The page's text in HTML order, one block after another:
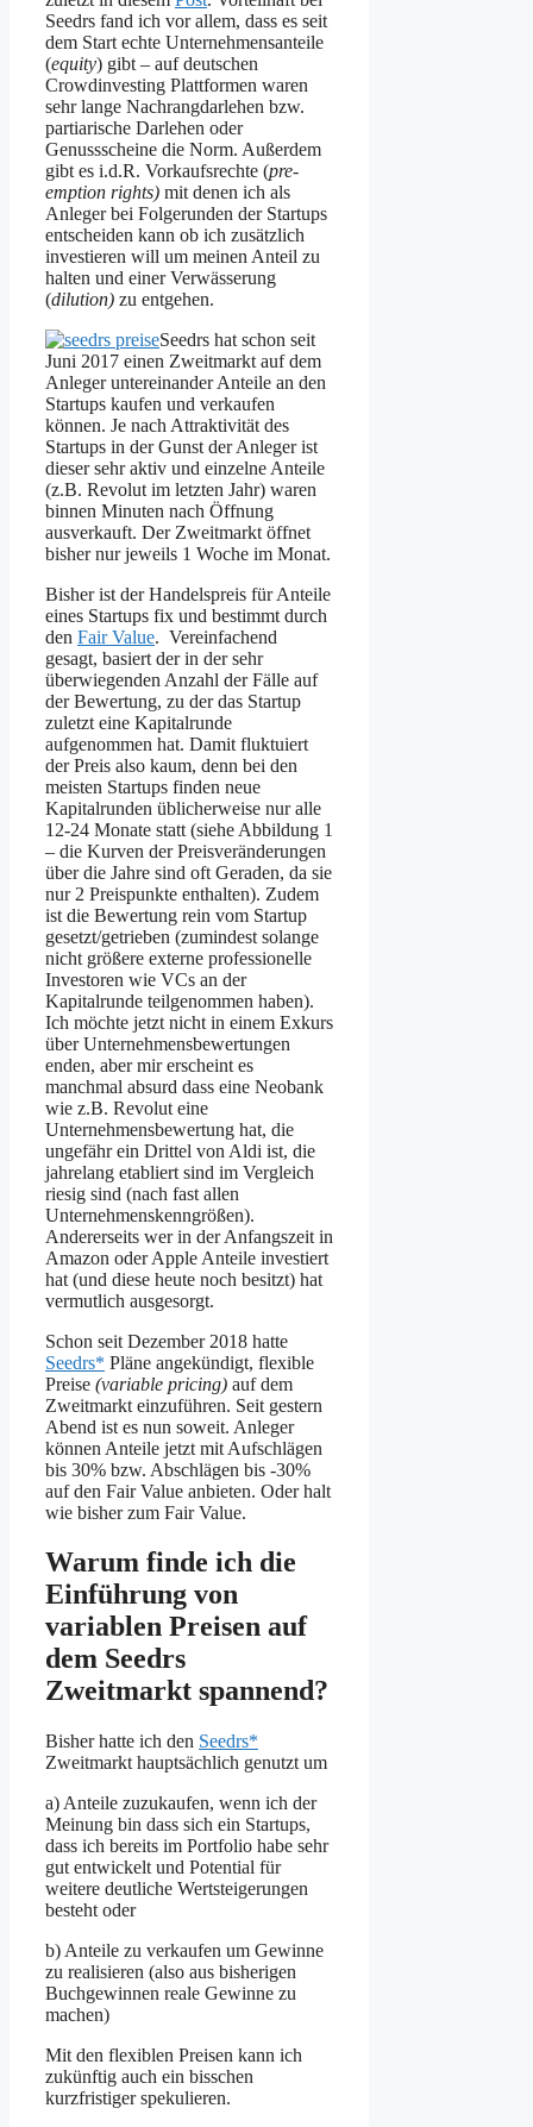
Seedrs fand ich vor allem, dass es seit
dem Start echte Unternehmensanteile
(equity) gibt – auf deutschen
Crowdinvesting Plattformen waren
sehr lange Nachrangdarlehen bzw.
partiarische Darlehen oder
Genussscheine die Norm. Außerdem
gibt es i.d.R. Vorkaufsrechte (pre-
emption rights) mit denen ich als
Anleger bei Folgerunden der Startups
entscheiden kann ob ich zusätzlich
investieren will um meinen Anteil zu
halten und einer Verwässerung
(dilution) zu entgehen.
Seedrs hat schon seit
Juni 2017 einen Zweitmarkt auf dem
Anleger untereinander Anteile an den
Startups kaufen und verkaufen
können. Je nach Attraktivität des
Startups in der Gunst der Anleger ist
dieser sehr aktiv und einzelne Anteile
(z.B. Revolut im letzten Jahr) waren
binnen Minuten nach Öffnung
ausverkauft. Der Zweitmarkt öffnet
bisher nur jeweils 1 Woche im Monat.
Bisher ist der Handelspreis für Anteile
eines Startups fix und bestimmt durch
den Fair Value. Vereinfachend
gesagt, basiert der in der sehr
überwiegenden Anzahl der Fälle auf
der Bewertung, zu der das Startup
zuletzt eine Kapitalrunde
aufgenommen hat. Damit fluktuiert
der Preis also kaum, denn bei den
meisten Startups finden neue
Kapitalrunden üblicherweise nur alle
12-24 Monate statt (siehe Abbildung 1
– die Kurven der Preisveränderungen
über die Jahre sind oft Geraden, da sie
nur 2 Preispunkte enthalten). Zudem
ist die Bewertung rein vom Startup
gesetzt/getrieben (zumindest solange
nicht größere externe professionelle
Investoren wie VCs an der
Kapitalrunde teilgenommen haben).
Ich möchte jetzt nicht in einem Exkurs
über Unternehmensbewertungen
enden, aber mir erscheint es
manchmal absurd dass eine Neobank
wie z.B. Revolut eine
Unternehmensbewertung hat, die
ungefähr ein Drittel von Aldi ist, die
jahrelang etabliert sind im Vergleich
riesig sind (nach fast allen
Unternehmenskenngrößen).
Andererseits wer in der Anfangszeit in
Amazon oder Apple Anteile investiert
hat (und diese heute noch besitzt) hat
vermutlich ausgesorgt.
Schon seit Dezember 2018 hatte
Seedrs* Pläne angekündigt, flexible
Preise (variable pricing) auf dem
Zweitmarkt einzuführen. Seit gestern
Abend ist es nun soweit. Anleger
können Anteile jetzt mit Aufschlägen
bis 30% bzw. Abschlägen bis -30%
auf den Fair Value anbieten. Oder halt
wie bisher zum Fair Value.
Warum finde ich die
Einführung von
variablen Preisen auf
dem Seedrs
Zweitmarkt spannend?
Bisher hatte ich den Seedrs*
Zweitmarkt hauptsächlich genutzt um
a) Anteile zuzukaufen, wenn ich der
Meinung bin dass sich ein Startups,
dass ich bereits im Portfolio habe sehr
gut entwickelt und Potential für
weitere deutliche Wertsteigerungen
besteht oder
b) Anteile zu verkaufen um Gewinne
zu realisieren (also aus bisherigen
Buchgewinnen reale Gewinne zu
machen)
Mit den flexiblen Preisen kann ich
zukünftig auch ein bisschen
kurzfristiger spekulieren.